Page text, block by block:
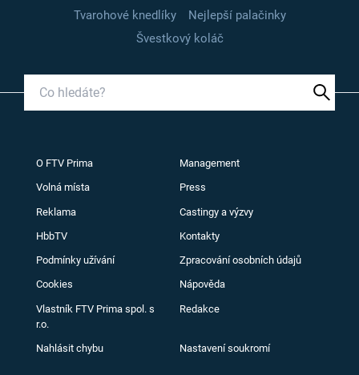
Tvarohové knedlíky
Nejlepší palačinky
Švestkový koláč
O FTV Prima Management
Volná místa Press
Reklama Castingy a výzvy
HbbTV Kontakty
Podmínky užívání Zpracování osobních údajů
Cookies Nápověda
Vlastník FTV Prima spol. s
r.o.
Redakce
Nahlásit chybu Nastavení soukromí